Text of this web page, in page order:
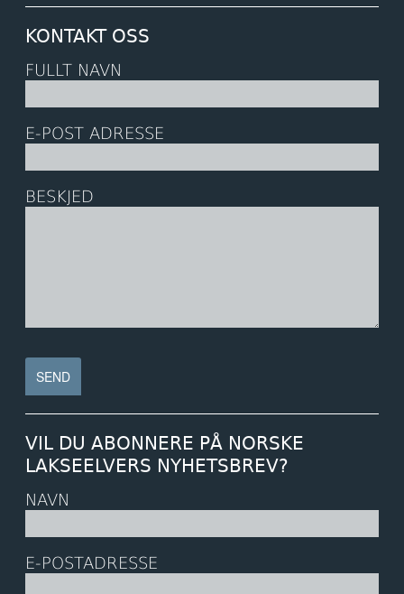
KONTAKT OSS
FULLT NAVN
E-POST ADRESSE
BESKJED
VIL DU ABONNERE PÅ NORSKE
LAKSEELVERS NYHETSBREV?
NAVN
E-POSTADRESSE